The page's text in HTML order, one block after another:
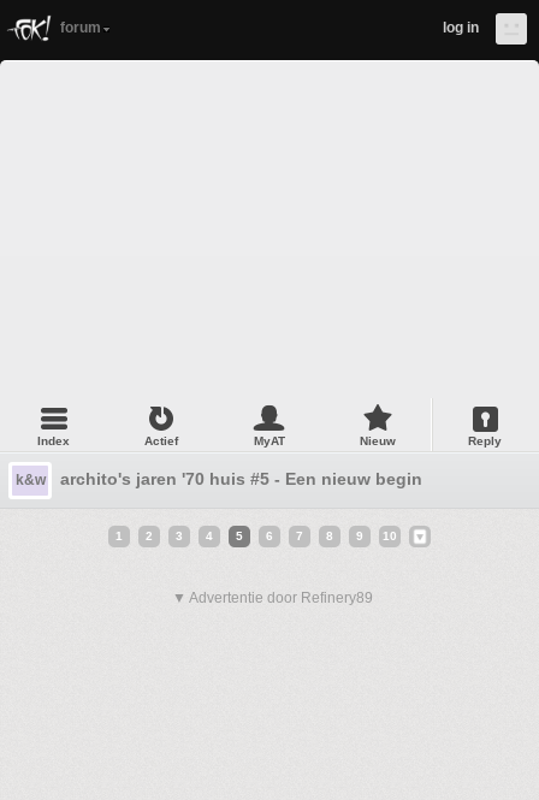
forum log in
Index Actief MyAT Nieuw Reply
k&w archito's jaren '70 huis #5 - Een nieuw begin
1 2 3 4 5 6 7 8 9 10
▼ Advertentie door Refinery89